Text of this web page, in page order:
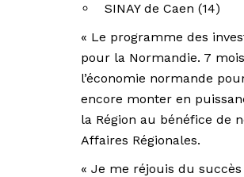
SINAY de Caen (14)
« Le programme des
pour la Normandie. 7
l’économie normande
encore monter en
la Région au bénéfice de
Affaires Régionales.
« Je me réjouis du